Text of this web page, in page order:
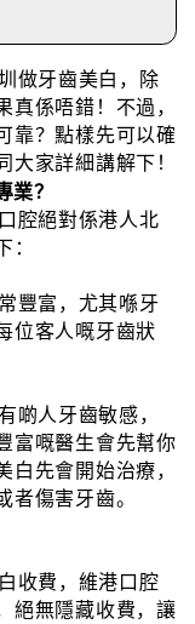
做牙齒美白，除
真係唔錯！不過，
靠？點樣先可以確
大家詳細講解下！
業？
腔絕對係港人北
：
豐富，尤其喺牙
位客人嘅牙齒狀
啲人牙齒敏感，
富嘅醫生會先幫你
白先會開始治療，
者傷害牙齒。
收費，維港口腔
絕無隱藏收費，讓